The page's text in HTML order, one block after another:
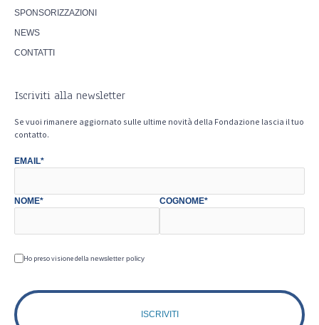
SPONSORIZZAZIONI
NEWS
CONTATTI
Iscriviti alla newsletter
Se vuoi rimanere aggiornato sulle ultime novità della Fondazione lascia il tuo
contatto.
EMAIL*
NOME* COGNOME*
Ho preso visione della newsletter policy